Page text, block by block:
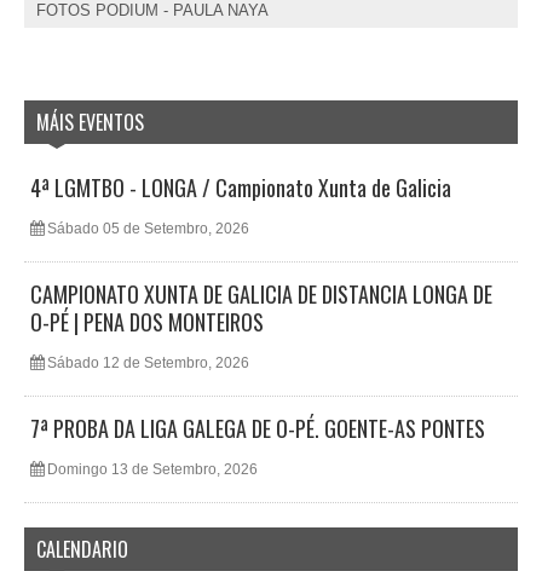
FOTOS PODIUM - PAULA NAYA
MÁIS EVENTOS
4ª LGMTBO - LONGA / Campionato Xunta de Galicia
Sábado 05 de Setembro, 2026
CAMPIONATO XUNTA DE GALICIA DE DISTANCIA LONGA DE
O-PÉ | PENA DOS MONTEIROS
Sábado 12 de Setembro, 2026
7ª PROBA DA LIGA GALEGA DE O-PÉ. GOENTE-AS PONTES
Domingo 13 de Setembro, 2026
CALENDARIO